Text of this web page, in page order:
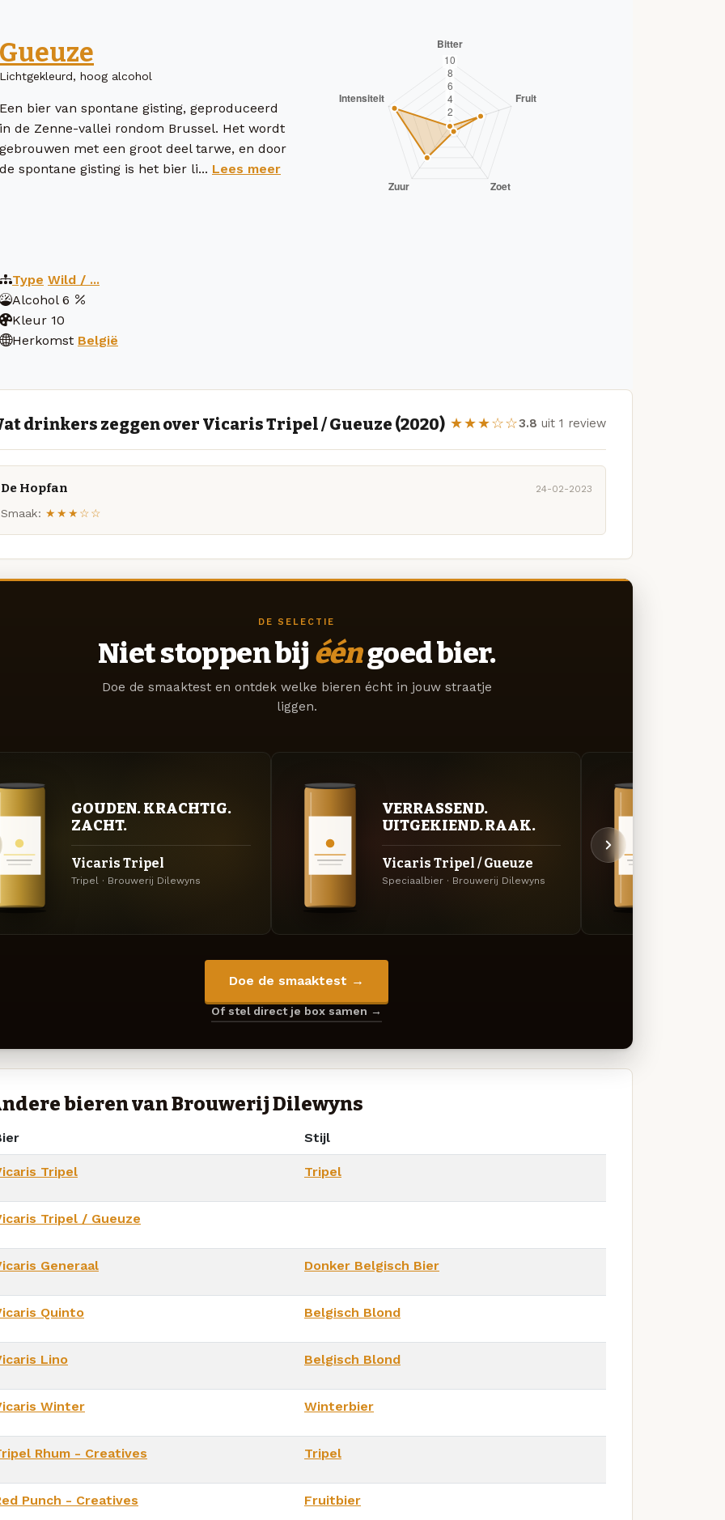
Gueuze
Lichtgekleurd, hoog alcohol
Een bier van spontane gisting, geproduceerd
in de Zenne-vallei rondom Brussel. Het wordt
gebrouwen met een groot deel tarwe, en door
de spontane gisting is het bier li... Lees meer
Type Wild / ...
Alcohol 6
Kleur 10
Herkomst België
drinkers zeggen over Vicaris Tripel / Gueuze (2020) ★★★☆☆3.8 uit 1 review
De Hopfan 24-02-2023
Smaak: ★★★☆☆
DE SELECTIE
Niet stoppen bij ééngoed bier.
Doe de smaaktest en ontdek welke bieren écht in jouw straatje
liggen.
GOUDEN. KRACHTIG.
ZACHT.
Vicaris Tripel
Tripel · Brouwerij Dilewyns
VERRASSEND.
UITGEKIEND. RAAK.
Vicaris Tripel / Gueuze
Speciaalbier · Brouwerij Dilewyns
Doe de smaaktest →
Of stel direct je box samen →
bieren van Brouwerij Dilewyns
Stijl
Tripel Tripel
Tripel / Gueuze
Generaal Donker Belgisch Bier
Quinto Belgisch Blond
Lino Belgisch Blond
Winter Winterbier
Rhum - Creatives Tripel
Punch - Creatives Fruitbier